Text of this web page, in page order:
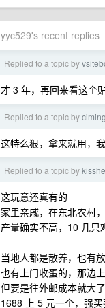
yyc529's recent replies
Replied to a topic by
才 3 年，再回来看这个
Replied to a topic byciming
这特么狠，拿来就用，
Replied to a topic by
这玩意还真有的
家里亲戚，在东北农村
产量确实不高，10 几只
当地人都是散养，也有
也有上门收蛋的，那边
但要是往外邮成本就大
1688 上 5 元一个，强